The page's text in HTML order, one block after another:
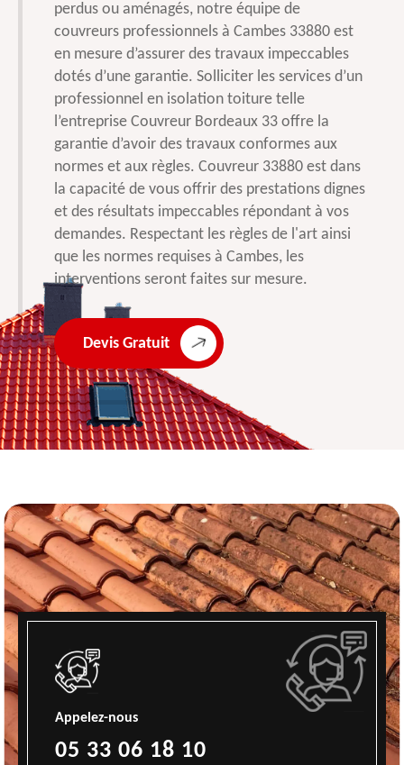
perdus ou aménagés, notre équipe de
couvreurs professionnels à Cambes 33880 est
en mesure d’assurer des travaux impeccables
dotés d’une garantie. Solliciter les services d’un
professionnel en isolation toiture telle
l’entreprise Couvreur Bordeaux 33 offre la
garantie d’avoir des travaux conformes aux
normes et aux règles. Couvreur 33880 est dans
la capacité de vous offrir des prestations dignes
et des résultats impeccables répondant à vos
demandes. Respectant les règles de l'art ainsi
que les normes requises à Cambes, les
interventions seront faites sur mesure.
Devis Gratuit
Appelez-nous
05 33 06 18 10